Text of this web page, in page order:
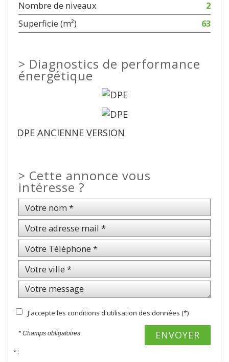
Nombre de niveaux
2
Superficie (m²)
63
> Diagnostics de performance
énergétique
DPE ANCIENNE VERSION
> Cette annonce vous
intéresse ?
J'accepte les conditions d'utilisation des données (*)
* Champs obligatoires ENVOYER
* :